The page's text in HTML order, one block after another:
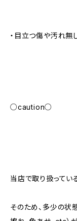
・目立つ傷や汚れ無
○caution○
当店で取り扱ってい
そのため、多少の状